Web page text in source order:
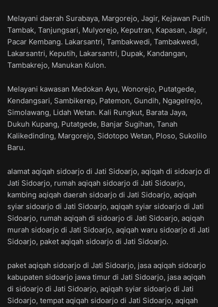
Melayani daerah Surabaya, Margorejo, Jagir, Kejawan Putih
Tambak, Tanjungsari, Mulyorejo, Keputran, Kapasan, Jagir,
Pacar Kembang. Lakarsantri, Tambakwedi, Tambakwedi,
Lakarsantri, Keputih, Lakarsantri, Dupak, Kandangan,
Tambakrejo, Manukan Kulon.
Melayani kawasan Medokan Ayu, Wonorejo, Putatgede,
Kendangsari, Sambikerep, Patemon, Gundih, Ngagelrejo,
Simolawang, Lidah Wetan. Kali Rungkut, Barata Jaya,
Dukuh Kupang, Putatgede, Banjar Sugihan, Tanah
Kalikedinding, Margorejo, Sidotopo Wetan, Ploso, Sukolilo
Baru.
alamat aqiqah sidoarjo di Jati Sidoarjo, aqiqah di sidoarjo di
Jati Sidoarjo, rumah aqiqah sidoarjo di Jati Sidoarjo,
kambing aqiqah daerah sidoarjo di Jati Sidoarjo, aqiqah
syiar sidoarjo di Jati Sidoarjo, aqiqah syiar sidoarjo di Jati
Sidoarjo, rumah aqiqah di sidoarjo di Jati Sidoarjo, aqiqah
murah sidoarjo di Jati Sidoarjo, aqiqah waru sidoarjo di Jati
Sidoarjo, paket aqiqah sidoarjo di Jati Sidoarjo.
paket aqiqah sidoarjo di Jati Sidoarjo, jasa aqiqah sidoarjo
kabupaten sidoarjo jawa timur di Jati Sidoarjo, jasa aqiqah
di sidoarjo di Jati Sidoarjo, aqiqah syiar sidoarjo di Jati
Sidoarjo, tempat aqiqah sidoarjo di Jati Sidoarjo, aqiqah